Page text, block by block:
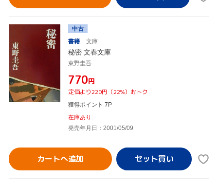
中古
書籍
文庫
秘密 文春文庫
東野圭吾
¥770円
定価より220円（22%）おトク
獲得ポイント 7P
在庫あり
発売年月日：2001/05/09
カートへ追加